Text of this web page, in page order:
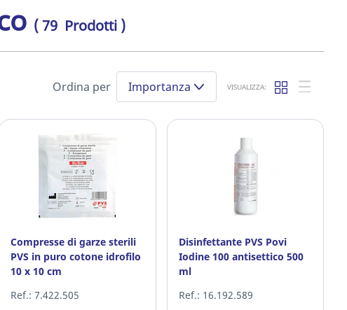
( 79 Prodotti )
Ordina per Importanza VISUALIZZA:
Compresse di garze sterili
PVS in puro cotone idrofilo
10 x 10 cm
Ref.: 7.422.505
Disinfettante PVS Povi
Iodine 100 antisettico 500
ml
Ref.: 16.192.589